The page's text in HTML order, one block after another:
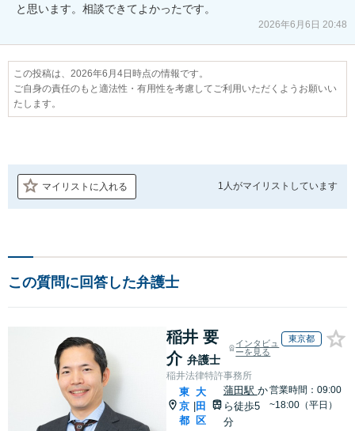
と思います。相談できてよかったです。
2026年6月6日 20:48
この投稿は、2026年6月4日時点の情報です。
ご自身の責任のもと適法性・有用性を考慮してご利用いただくようお願いい
たします。
マイリストに入れる 1人がマイリストしています
この質問に回答した弁護士
稲井 要
介 弁護士
インタビュ
ーを見る
東京都
稲井法律特許事務所
東
京
都
大
田
区
蒲田駅 か
ら徒歩5
分
営業時間：09:00
~18:00（平日）